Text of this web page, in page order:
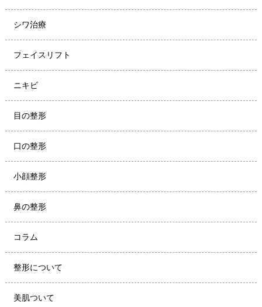
シワ治療
フェイスリフト
ニキビ
目の整形
口の整形
小顔整形
鼻の整形
コラム
整形について
美肌ついて